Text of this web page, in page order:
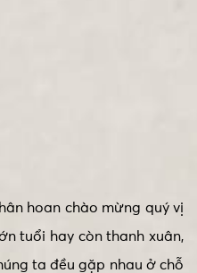
hoan chào mừng quý vị
tuổi hay còn thanh xuân,
ta đều gặp nhau ở chỗ